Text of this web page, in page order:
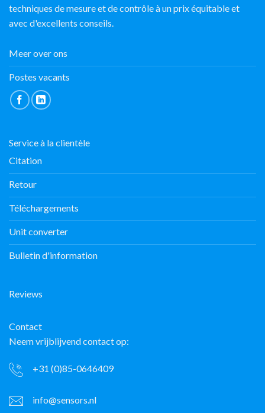
techniques de mesure et de contrôle à un prix équitable et
avec d'excellents conseils.
Meer over ons
Postes vacants
Service à la clientèle
Citation
Retour
Téléchargements
Unit converter
Bulletin d'information
Reviews
Contact
Neem vrijblijvend contact op:
+31 (0)85-0646409
info@sensors.nl